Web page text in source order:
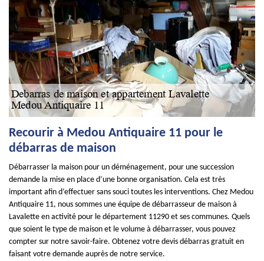
Recourir à Medou Antiquaire 11 pour le
débarras de maison
Débarrasser la maison pour un déménagement, pour une succession
demande la mise en place d’une bonne organisation. Cela est très
important afin d’effectuer sans souci toutes les interventions. Chez Medou
Antiquaire 11, nous sommes une équipe de débarrasseur de maison à
Lavalette en activité pour le département 11290 et ses communes. Quels
que soient le type de maison et le volume à débarrasser, vous pouvez
compter sur notre savoir-faire. Obtenez votre devis débarras gratuit en
faisant votre demande auprès de notre service.